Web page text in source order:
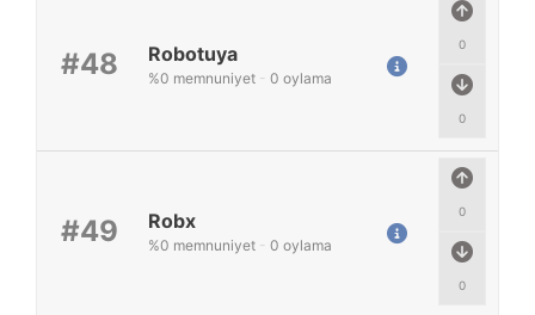
#48
0
0
Robotuya
%0 memnuniyet - 0 oylama
#49
0
0
Robx
%0 memnuniyet - 0 oylama